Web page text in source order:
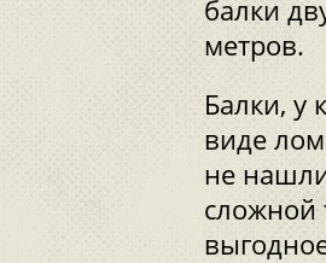
балки
метров.
Балки, у
виде
не
сложной